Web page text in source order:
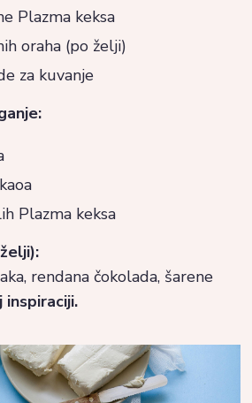
Plazma keksa
oraha (po želji)
za kuvanje
Plazma keksa
rendana čokolada, šarene
inspiraciji.